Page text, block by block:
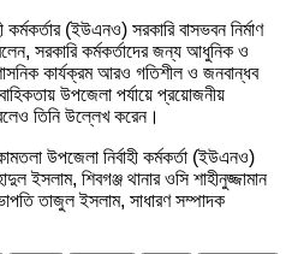
কর্মকর্তার (ইউএনও) সরকারি বাসভবন নির্মাণ
সরকারি কর্মকর্তাদের জন্য আধুনিক ও
কার্যক্রম আরও গতিশীল ও জনবান্ধব
উপজেলা পর্যায়ে প্রয়োজনীয়
তিনি উল্লেখ করেন।
উপজেলা নির্বাহী কর্মকর্তা (ইউএনও)
ইসলাম, শিবগঞ্জ থানার ওসি শাহীনুজ্জামান
তাজুল ইসলাম, সাধারণ সম্পাদক